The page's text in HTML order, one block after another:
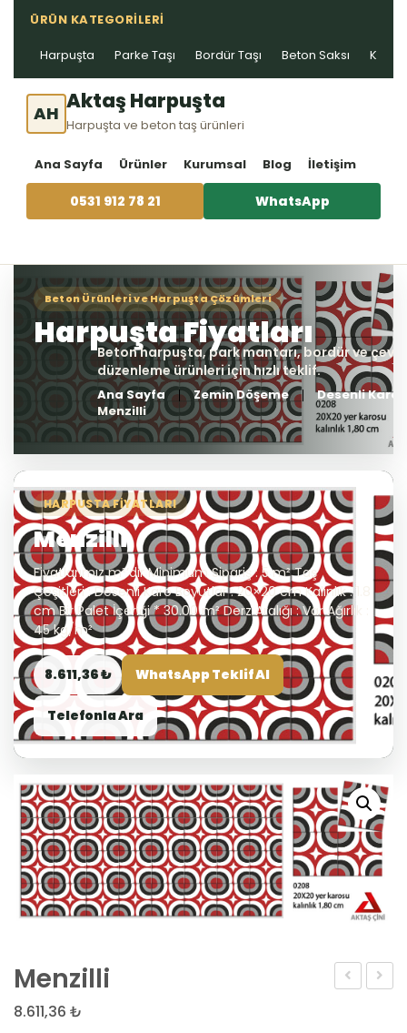
ÜRÜN KATEGORILERI
Harpuşta Parke Taşı Bordür Taşı Beton Saksı Kablo
AH Aktaş Harpuşta
Harpuşta ve beton taş ürünleri
Ana Sayfa Ürünler Kurumsal Blog İletişim
0531 912 78 21 WhatsApp
Ana Sayfa Zemin Döşeme
Desenli Karo
Menzilli
HARPUSTA FIYATLARI
Menzilli
Fiyatlarımız m²’dir Minimum Sipariş : 5 m² Taş
Çeşitleri : Desenli Karo Boyutlar : 20×20 cm Kalınlık : 1.8
cm Bir Palet İçeriği * 30.00 m² Derz Aralığı : Var Ağırlık :
45 kg/m²
8.611,36 ₺ WhatsApp Teklif Al
Telefonla Ara
Menzilli
8.611,36 ₺